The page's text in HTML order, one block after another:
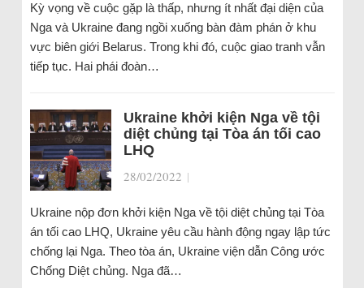
Kỳ vọng về cuộc gặp là thấp, nhưng ít nhất đại diện của
Nga và Ukraine đang ngồi xuống bàn đàm phán ở khu
vực biên giới Belarus. Trong khi đó, cuộc giao tranh vẫn
tiếp tục. Hai phái đoàn…
Ukraine khởi kiện Nga về tội
diệt chủng tại Tòa án tối cao
LHQ
28/02/2022 |
Ukraine nộp đơn khởi kiện Nga về tội diệt chủng tại Tòa
án tối cao LHQ, Ukraine yêu cầu hành động ngay lập tức
chống lại Nga. Theo tòa án, Ukraine viện dẫn Công ước
Chống Diệt chủng. Nga đã…